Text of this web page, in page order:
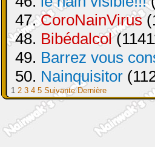
47.CoroNainVirus
48. Bibédalcol
49. Barrez vous
50. Nainquisitor
1 2 3 4 5 Suivante Dernière